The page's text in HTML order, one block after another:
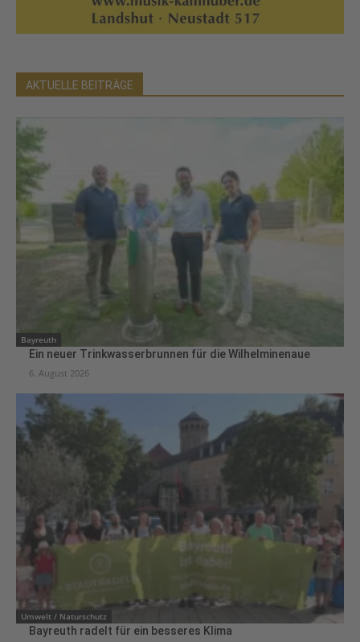
AKTUELLE BEITRÄGE
Bayreuth
Ein neuer Trinkwasserbrunnen für die Wilhelminenaue
6. August 2026
Umwelt / Naturschutz
Bayreuth radelt für ein besseres Klima